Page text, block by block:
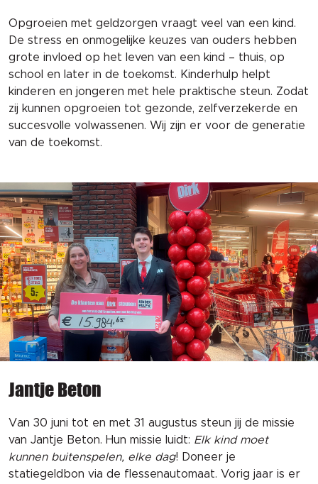
Opgroeien met geldzorgen vraagt veel van een kind.
De stress en onmogelijke keuzes van ouders hebben
grote invloed op het leven van een kind – thuis, op
school en later in de toekomst. Kinderhulp helpt
kinderen en jongeren met hele praktische steun. Zodat
zij kunnen opgroeien tot gezonde, zelfverzekerde en
succesvolle volwassenen. Wij zijn er voor de generatie
van de toekomst.
Jantje Beton
Van 30 juni tot en met 31 augustus steun jij de missie
van Jantje Beton. Hun missie luidt: Elk kind moet
kunnen buitenspelen, elke dag! Doneer je
statiegeldbon via de flessenautomaat. Vorig jaar is er